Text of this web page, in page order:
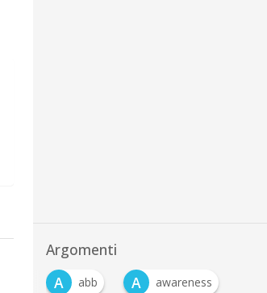
Argomenti
A
abb A awareness